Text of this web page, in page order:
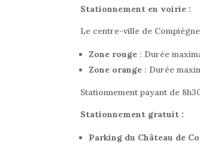
Stationnement en voirie :
Le centre-ville de
Zone rouge : Durée
Zone orange : Durée
Stationnement payant de
Stationnement gratuit :
Parking du Château de